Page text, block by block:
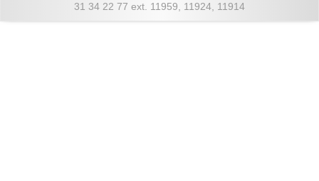
31 34 22 77 ext. 11959, 11924, 11914